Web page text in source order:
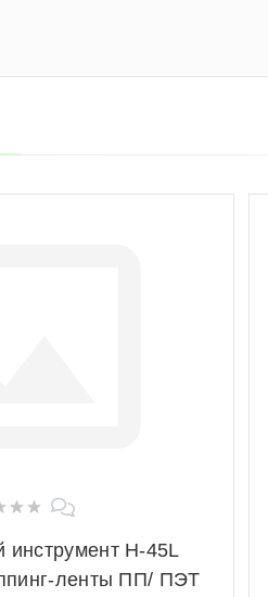
инструмент Н-45L
ленты ПП/ ПЭТ